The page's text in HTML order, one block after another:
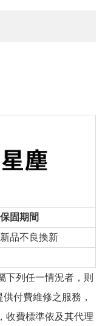
保固期間
品不良換新
下列任一情況者，則
付費維修之服務，
收費標準依及其代理